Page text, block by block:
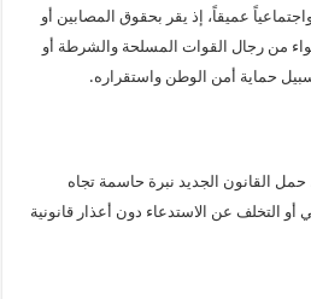
عميقاً، إذ يقر بحقوق المصابين أو
من رجال القوات المسلحة والشرطة أو
سبيل حماية أمن الوطن واستقراره.
حمل القانون الجديد نبرة حاسمة تجاه
التخلف عن الاستدعاء دون أعذار قانونية